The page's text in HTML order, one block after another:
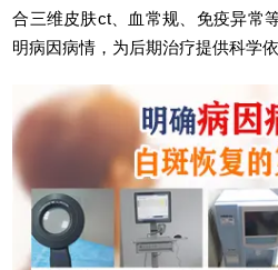
合三维皮肤ct、血常规、免疫异常
明病因病情，为后期治疗提供科学依